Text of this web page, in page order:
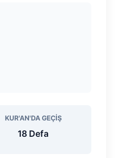
KUR'AN'DA GEÇIŞ
18 Defa